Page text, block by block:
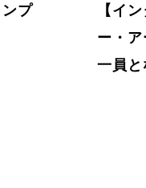
プ
【イ
ー・
一員と